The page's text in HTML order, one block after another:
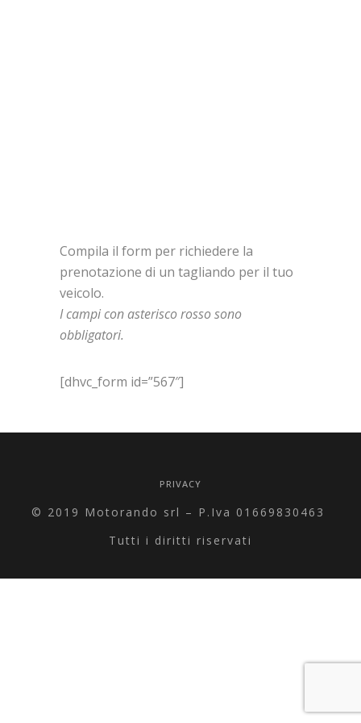
Compila il form per richiedere la
prenotazione di un tagliando per il tuo
veicolo.
I campi con asterisco rosso sono
obbligatori.
[dhvc_form id=”567″]
PRIVACY
© 2019 Motorando srl – P.Iva 01669830463
Tutti i diritti riservati